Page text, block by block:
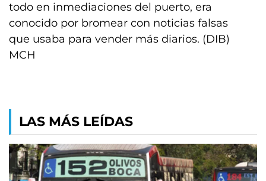
todo en inmediaciones del puerto, era
conocido por bromear con noticias falsas
que usaba para vender más diarios. (DIB)
MCH
LAS MÁS LEÍDAS